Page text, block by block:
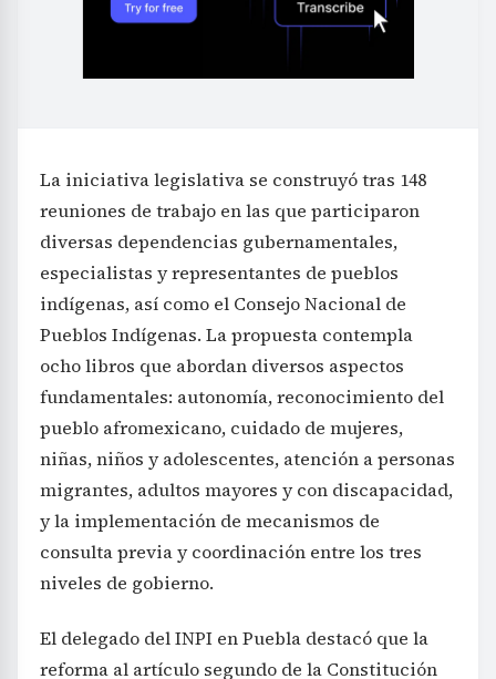
La iniciativa legislativa se construyó tras 148
reuniones de trabajo en las que participaron
diversas dependencias gubernamentales,
especialistas y representantes de pueblos
indígenas, así como el Consejo Nacional de
Pueblos Indígenas. La propuesta contempla
ocho libros que abordan diversos aspectos
fundamentales: autonomía, reconocimiento del
pueblo afromexicano, cuidado de mujeres,
niñas, niños y adolescentes, atención a personas
migrantes, adultos mayores y con discapacidad,
y la implementación de mecanismos de
consulta previa y coordinación entre los tres
niveles de gobierno.
El delegado del INPI en Puebla destacó que la
reforma al artículo segundo de la Constitución